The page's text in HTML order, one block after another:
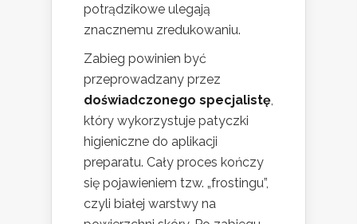
potrądzikowe ulegają
znacznemu zredukowaniu.
Zabieg powinien być
przeprowadzany przez
doświadczonego specjalistę
który wykorzystuje patyczki
higieniczne do aplikacji
preparatu. Cały proces kończy
się pojawieniem tzw. „frostingu”,
czyli białej warstwy na